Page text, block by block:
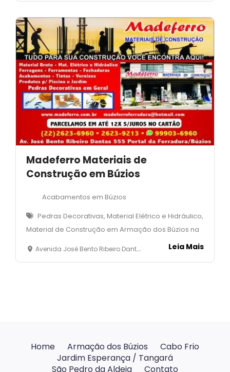
Madeferro Materiais de
Construção em Búzios
Acabamentos em Búzios
Pedras Decorativas, Material Elétrico e Hidráulico,
Material de Construção em Armação dos Búzios na
Avenida José Bento Ribeiro Dantas, 555 - Portal da Ferradura - Armação dos Búzios Leia Mais
Home Armação dos Búzios
Cabo Frio
Jardim Esperança / Tangará
São Pedro da Aldeia
Contato